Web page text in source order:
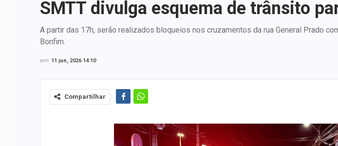
SMTT divulga esquema de trânsito
A partir das 17h, serão realizados bloqueios nos cruzamentos da rua General Prado
Bonfim.
em 11 jun, 2026 14:10
Compartilhar